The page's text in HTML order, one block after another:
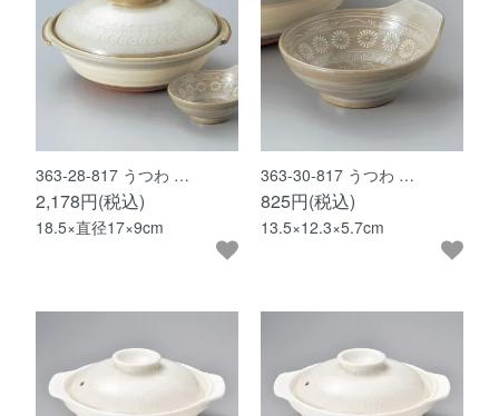
363-28-817 うつわ …
2,178円(税込)
18.5×直径17×9cm
363-30-817 うつわ …
825円(税込)
13.5×12.3×5.7cm